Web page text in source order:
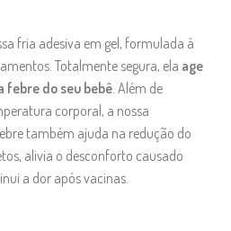
fria adesiva em gel, formulada à
Totalmente segura, ela age
febre do seu bebê. Além de
corporal, a nossa
também ajuda na redução do
alivia o desconforto causado
a dor após vacinas.